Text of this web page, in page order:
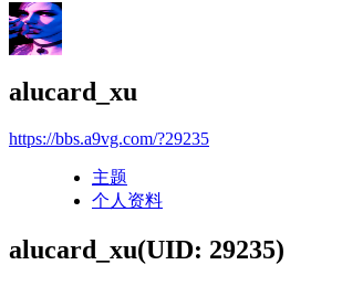
alucard_xu
https://bbs.a9vg.com/?29235
主题
个人资料
alucard_xu(UID: 29235)